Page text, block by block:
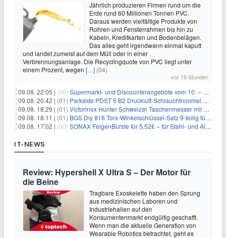
Jährlich produzieren Firmen rund um die
Erde rund 60 Millionen Tonnen PVC.
Daraus werden vielfältige Produkte von
Rohren und Fensterrahmen bis hin zu
Kabeln, Kreditkarten und Bodenbelägen.
Das alles geht irgendwann einmal kaputt
und landet zumeist auf dem Müll oder in einer
Verbrennungsanlage. Die Recyclingquote von PVC liegt unter
einem Prozent, wegen […] (04)
vor 19 Stunden
09.08. 22:05 | (00) Supermarkt- und Discounterangebote vom 10. – 15.08.2026
09.08. 20:42 | (01) Parkside PDST 5 B2 Druckluft-Schlauchtrommel mit 10 m Schlauch für 25,94€
09.08. 18:29 | (01) Victorinox Hunter Schweizer Taschenmesser mit 12 Funktionen für 43,99€
09.08. 18:11 | (01) BGS Diy 816 Torx-Winkelschlüssel-Satz 9-teilig für 6,45€
09.08. 17:02 | (00) SONAX FelgenBürste für 5,52€ – für Stahl- und Alufelgen
IT-NEWS
Review: Hypershell X Ultra S – Der Motor für
die Beine
Tragbare Exoskelette haben den Sprung
aus medizinischen Laboren und
Industriehallen auf den
Konsumentenmarkt endgültig geschafft.
Wenn man die aktuelle Generation von
Wearable Robotics betrachtet, geht es